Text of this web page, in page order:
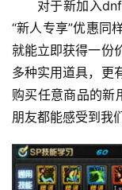
对于新加入
“新人专享”优惠同
就能立即获得一份
多种实用道具，更
购买任意商品的新
朋友都能感受到我